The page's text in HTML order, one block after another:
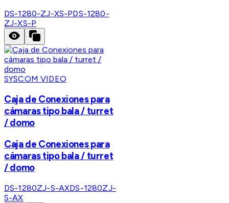
DS-1280-ZJ-XS-PDS-1280-
ZJ-XS-P
SYSCOM VIDEO
Caja de Conexiones para
cámaras tipo bala / turret
/ domo
Caja de Conexiones para
cámaras tipo bala / turret
/ domo
DS-1280ZJ-S-AXDS-1280ZJ-
S-AX